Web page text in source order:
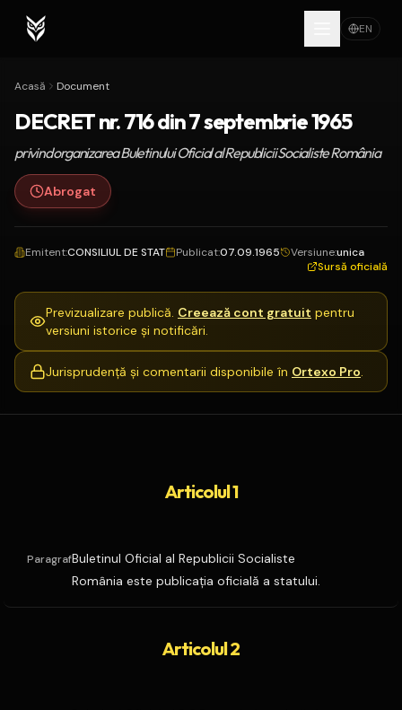
EN
Acasă Document
DECRET nr. 716 din 7 septembrie 1965
privind organizarea Buletinului Oficial al Republicii Socialiste România
Abrogat
Emitent:CONSILIUL DE STAT Publicat:07.09.1965 Versiune:unica
Sursă oficială
Previzualizare publică. Creează cont gratuit pentru
versiuni istorice și notificări.
Jurisprudență și comentarii disponibile în Ortexo Pro.
Articolul 1
ParagrafBuletinul Oficial al Republicii Socialiste
România este publicaţia oficială a statului.
Articolul 2